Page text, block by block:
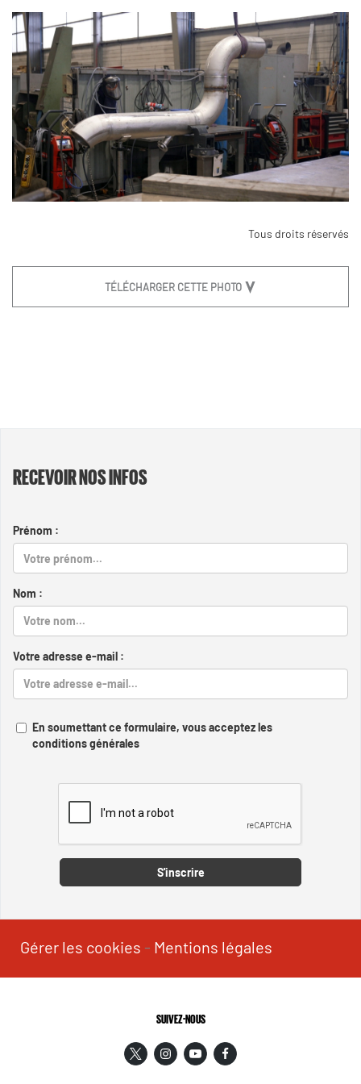
Tous droits réservés
TÉLÉCHARGER CETTE PHOTO
RECEVOIR NOS INFOS
Prénom :
Nom :
Votre adresse e-mail :
En soumettant ce formulaire, vous acceptez les
conditions générales
S'inscrire
Gérer les cookies - Mentions légales
SUIVEZ-NOUS